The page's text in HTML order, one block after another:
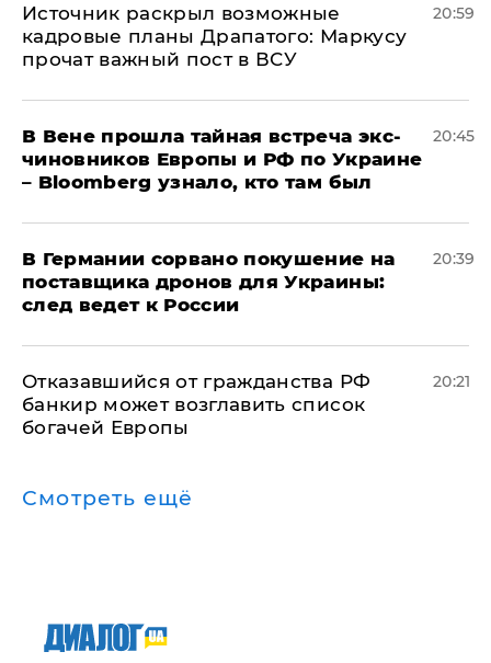
​Источник раскрыл возможные
кадровые планы Драпатого: Маркусу
прочат важный пост в ВСУ
20:59
В Вене прошла тайная встреча экс-
чиновников Европы и РФ по Украине
– Bloomberg узнало, кто там был
20:45
​В Германии сорвано покушение на
поставщика дронов для Украины:
след ведет к России
20:39
Отказавшийся от гражданства РФ
банкир может возглавить список
богачей Европы
20:21
Смотреть ещё